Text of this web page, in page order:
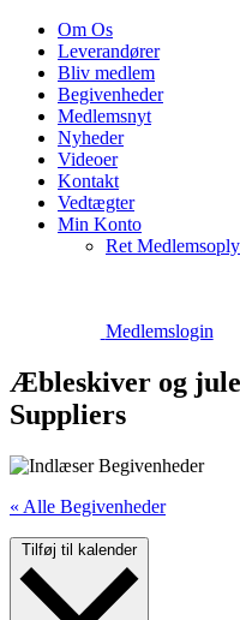
Om Os
Leverandører
Bliv medlem
Begivenheder
Medlemsnyt
Nyheder
Videoer
Kontakt
Vedtægter
Min Konto
Ret
Medlemslogin
Æbleskiver og
Suppliers
« Alle Begivenheder
Tilføj til kalender